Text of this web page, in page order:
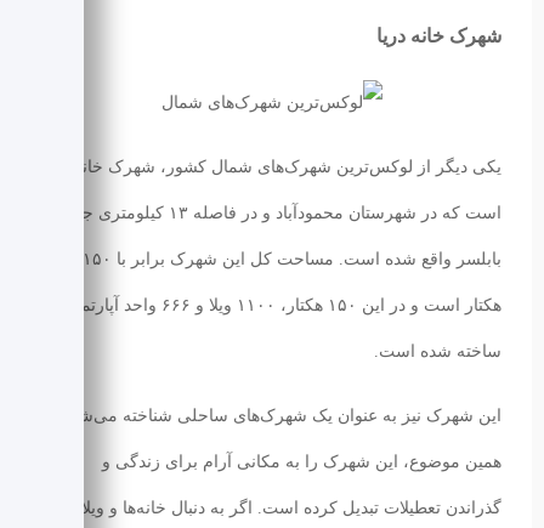
شهرک خانه دریا
یکی دیگر از لوکس‌ترین شهرک‌های شمال کشور، شهرک خانه دریا
است که در شهرستان محمودآباد و در فاصله ۱۳ کیلومتری جاده
بابلسر واقع شده است. مساحت کل این شهرک برابر با ۱۵۰
هکتار است و در این ۱۵۰ هکتار، ۱۱۰۰ ویلا و ۶۶۶ واحد آپارتمان
ساخته شده است.
این شهرک نیز به عنوان یک شهرک‌های ساحلی شناخته می‌شود و
همین موضوع، این شهرک را به مکانی آرام برای زندگی و
گذراندن تعطیلات تبدیل کرده است. اگر به دنبال خانه‌ها و ویلاهای